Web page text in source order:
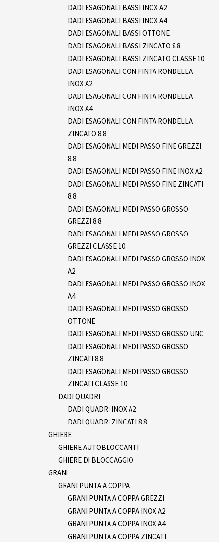
DADI ESAGONALI BASSI INOX A2
DADI ESAGONALI BASSI INOX A4
DADI ESAGONALI BASSI OTTONE
DADI ESAGONALI BASSI ZINCATO 8.8
DADI ESAGONALI BASSI ZINCATO CLASSE 10
DADI ESAGONALI CON FINTA RONDELLA
INOX A2
DADI ESAGONALI CON FINTA RONDELLA
INOX A4
DADI ESAGONALI CON FINTA RONDELLA
ZINCATO 8.8
DADI ESAGONALI MEDI PASSO FINE GREZZI
8.8
DADI ESAGONALI MEDI PASSO FINE INOX A2
DADI ESAGONALI MEDI PASSO FINE ZINCATI
8.8
DADI ESAGONALI MEDI PASSO GROSSO
GREZZI 8.8
DADI ESAGONALI MEDI PASSO GROSSO
GREZZI CLASSE 10
DADI ESAGONALI MEDI PASSO GROSSO INOX
A2
DADI ESAGONALI MEDI PASSO GROSSO INOX
A4
DADI ESAGONALI MEDI PASSO GROSSO
OTTONE
DADI ESAGONALI MEDI PASSO GROSSO UNC
DADI ESAGONALI MEDI PASSO GROSSO
ZINCATI 8.8
DADI ESAGONALI MEDI PASSO GROSSO
ZINCATI CLASSE 10
DADI QUADRI
DADI QUADRI INOX A2
DADI QUADRI ZINCATI 8.8
GHIERE
GHIERE AUTOBLOCCANTI
GHIERE DI BLOCCAGGIO
GRANI
GRANI PUNTA A COPPA
GRANI PUNTA A COPPA GREZZI
GRANI PUNTA A COPPA INOX A2
GRANI PUNTA A COPPA INOX A4
GRANI PUNTA A COPPA ZINCATI